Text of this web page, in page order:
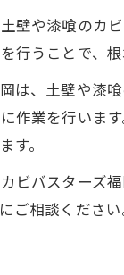
壁や漆喰のカ
行うことで、
は、土壁や漆
作業を行いま
す。
ビバスターズ
ご相談ください